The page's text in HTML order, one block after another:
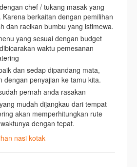
chef / tukang masak yang
berkaitan dengan pemilihan
dan racikan bumbu yang istimewa.
yang sesuai dengan budget
waktu pemesanan
dan sedap dipandang mata,
dengan penyajian ke tamu kita.
pernah anda rasakan
mudah dijangkau dari tempat
akan memperhitungkan rute
dengan tepat.
nasi kotak